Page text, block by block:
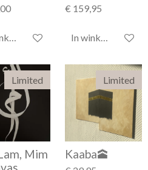
€ 159,95
In winkelwagen
Limited
Mim
Limited
Kaaba🕋